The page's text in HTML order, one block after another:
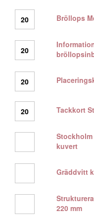
Meny
Ivory
mängd
Bröllops
Informationskort
till
Stockholm
Ivory
mängd
Placeringskort
Stockholm
Stockholm
mängd
Tackkort
litet
mängd
kuvert
x
Gräddvitt
220 mm